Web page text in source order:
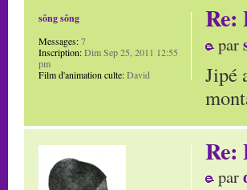
Re:
par
Jipé
sông sông
Messages:7
Inscription:Dim Sep 25, 2011 12:55
pm
Film d'animation culte:David
Re:
par